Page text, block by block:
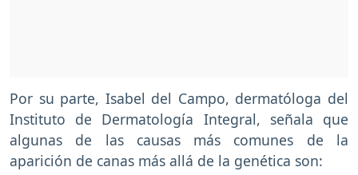
Por su parte, Isabel del Campo, dermatóloga del
Instituto de Dermatología Integral, señala que
algunas de las causas más comunes de la
aparición de canas más allá de la genética son: